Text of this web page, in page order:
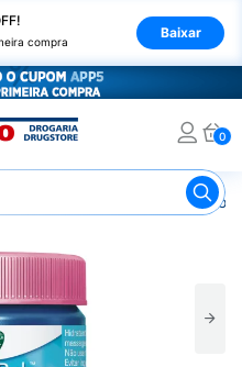
compra
Baixar
0
Remédio para Gripe e Resfriado